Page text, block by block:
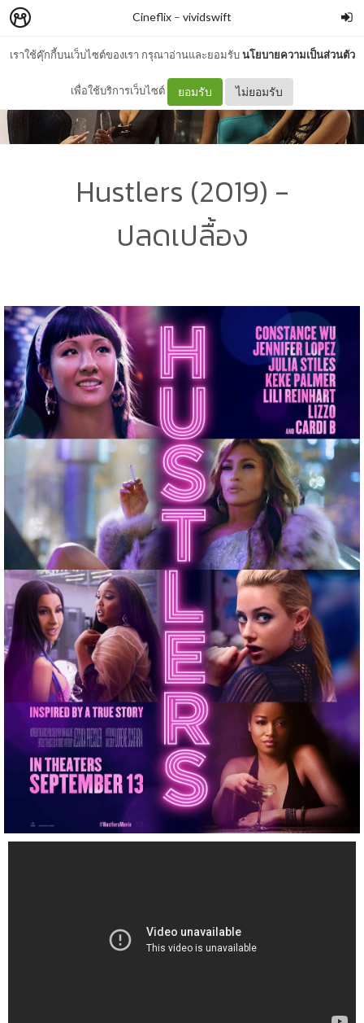
เราใช้คุ๊กกี้บนเว็บไซต์ของเรา กรุณาอ่านและยอมรับนโยบายความเป็นส่วนตัว
เพื่อใช้บริการเว็บไซต์ ยอมรับ ไม่ยอมรับ
Cineflix – vividswift
Hustlers (2019) -
ปลดเปลื้อง